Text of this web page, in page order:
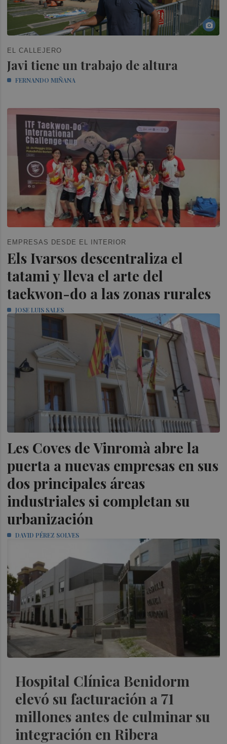
EL CALLEJERO
Javi tiene un trabajo de altura
FERNANDO MIÑANA
EMPRESAS DESDE EL INTERIOR
Els Ivarsos descentraliza el
tatami y lleva el arte del
taekwon-do a las zonas rurales
JOSE LUIS SALES
Les Coves de Vinromà abre la
puerta a nuevas empresas en sus
dos principales áreas
industriales si completan su
urbanización
DAVID PÉREZ SOLVES
Hospital Clínica Benidorm
elevó su facturación a 71
millones antes de culminar su
integración en Ribera